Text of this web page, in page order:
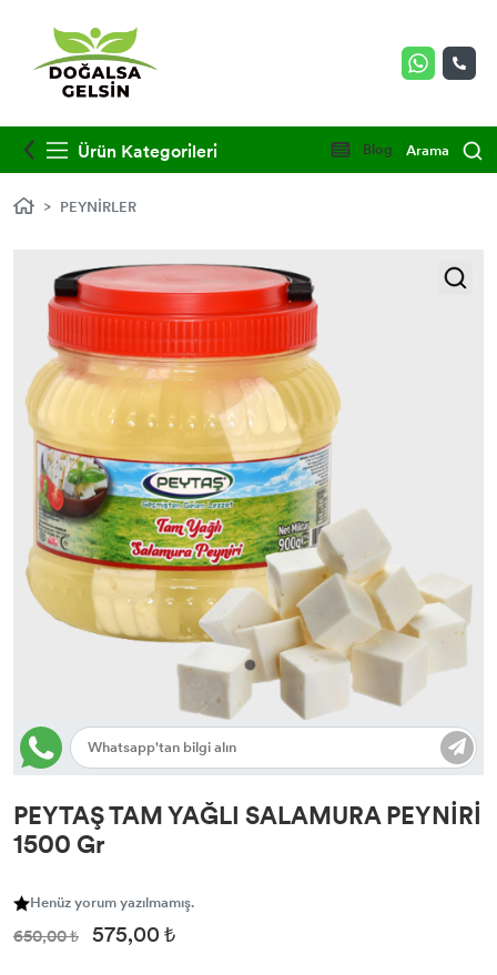
Ürün Kategorileri Blog Arama
PEYNİRLER
PEYTAŞ TAM YAĞLI SALAMURA PEYNİRİ
1500 Gr
Henüz yorum yazılmamış.
650,00 ₺ 575,00 ₺